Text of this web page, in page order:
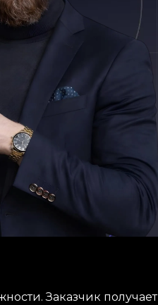
Заказчик получает